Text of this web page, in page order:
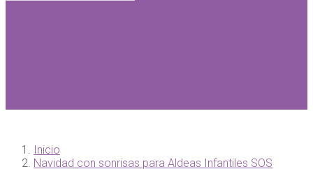
Inicio
Navidad con sonrisas para Aldeas Infantiles SOS